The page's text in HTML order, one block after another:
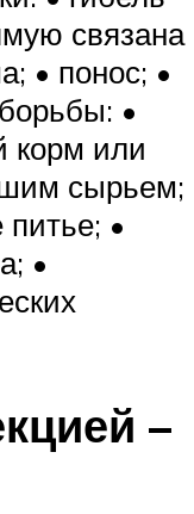
связана
• понос; •
•
корм или
сырьем;
•
•
–